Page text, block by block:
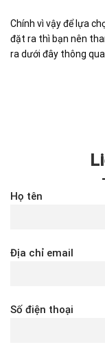
Chính vì vậy để lựa
đặt ra thì bạn nên
ra dưới đây thông
Họ tên
Địa chỉ email
Số điện thoại